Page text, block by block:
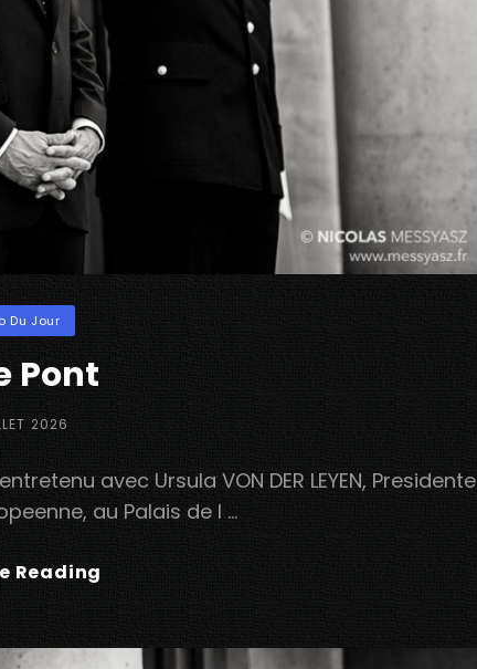
Du Jour
Pont
2026
avec Ursula VON DER LEYEN, Presidente
au Palais de l …
Reading Sur